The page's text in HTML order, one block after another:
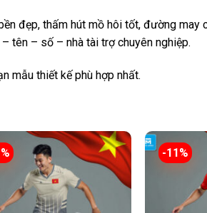
đẹp, thấm hút mồ hôi tốt, đường may
tên – số – nhà tài trợ chuyên nghiệp.
mẫu thiết kế phù hợp nhất.
-11%